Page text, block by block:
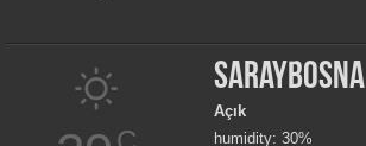
Saraybosna
Açık
humidity: 30%